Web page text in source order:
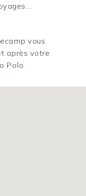
vous
après votre
Polo.